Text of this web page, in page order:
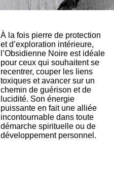
À la fois pierre de protection
et d’exploration intérieure,
l’Obsidienne Noire est idéale
pour ceux qui souhaitent se
recentrer, couper les liens
toxiques et avancer sur un
chemin de guérison et de
lucidité. Son énergie
puissante en fait une alliée
incontournable dans toute
démarche spirituelle ou de
développement personnel.